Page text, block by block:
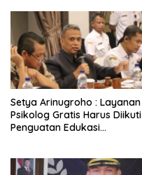
Setya Arinugroho : Layanan
Psikolog Gratis Harus Diikuti
Penguatan Edukasi